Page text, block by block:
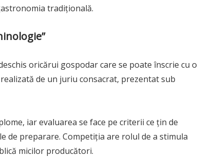
tradițională.
oricărui gospodar care se poate înscrie cu o
de un juriu consacrat, prezentat sub
iar evaluarea se face pe criterii ce țin de
preparare. Competiția are rolul de a stimula
micilor producători.